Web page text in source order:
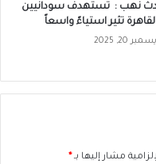
نهب : تستهدف سودانيين
تثير استياءً واسعاً
20, 2025
مشار إليها بـ *